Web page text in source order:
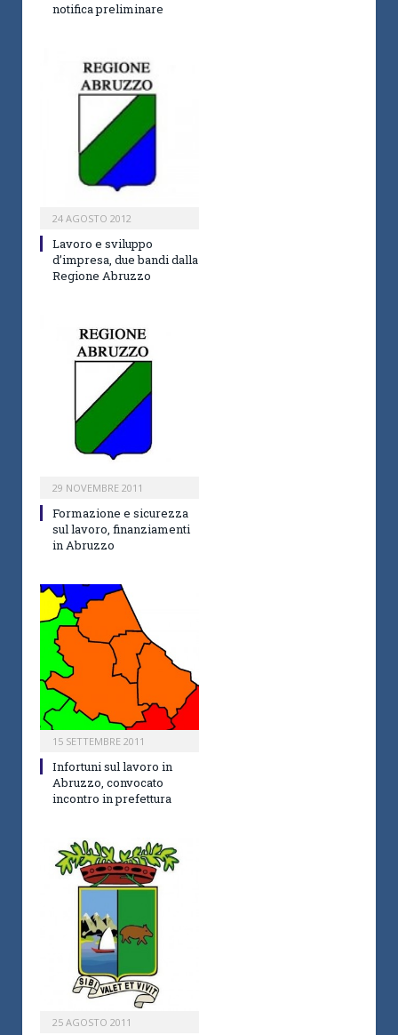
notifica preliminare
24 AGOSTO 2012
Lavoro e sviluppo
d’impresa, due bandi dalla
Regione Abruzzo
29 NOVEMBRE 2011
Formazione e sicurezza
sul lavoro, finanziamenti
in Abruzzo
15 SETTEMBRE 2011
Infortuni sul lavoro in
Abruzzo, convocato
incontro in prefettura
25 AGOSTO 2011